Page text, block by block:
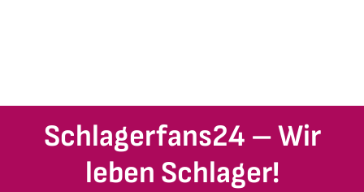
Schlagerfans24 – Wir
leben Schlager!